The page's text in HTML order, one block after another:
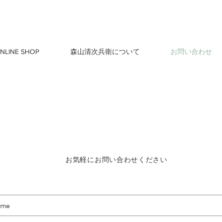
SHOP 森山清次兵衛について お問い合わせ
お気軽にお問い合わせください